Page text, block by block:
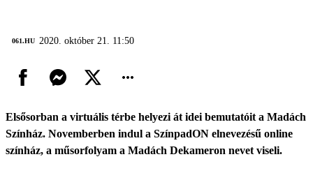
‎ 061.HU 2020. október 21. 11:50
Elsősorban a virtuális térbe helyezi át idei bemutatóit a Madách
Színház. Novemberben indul a SzínpadON elnevezésű online
színház, a műsorfolyam a Madách Dekameron nevet viseli.